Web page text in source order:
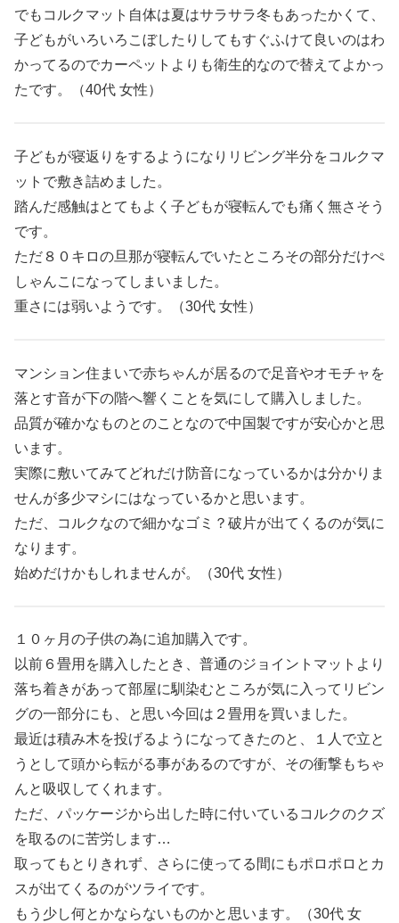
でもコルクマット自体は夏はサラサラ冬もあったかくて、
子どもがいろいろこぼしたりしてもすぐふけて良いのはわ
かってるのでカーペットよりも衛生的なので替えてよかっ
たです。（40代 女性）
子どもが寝返りをするようになりリビング半分をコルクマ
ットで敷き詰めました。
踏んだ感触はとてもよく子どもが寝転んでも痛く無さそう
です。
ただ８０キロの旦那が寝転んでいたところその部分だけぺ
しゃんこになってしまいました。
重さには弱いようです。（30代 女性）
マンション住まいで赤ちゃんが居るので足音やオモチャを
落とす音が下の階へ響くことを気にして購入しました。
品質が確かなものとのことなので中国製ですが安心かと思
います。
実際に敷いてみてどれだけ防音になっているかは分かりま
せんが多少マシにはなっているかと思います。
ただ、コルクなので細かなゴミ？破片が出てくるのが気に
なります。
始めだけかもしれませんが。（30代 女性）
１０ヶ月の子供の為に追加購入です。
以前６畳用を購入したとき、普通のジョイントマットより
落ち着きがあって部屋に馴染むところが気に入ってリビン
グの一部分にも、と思い今回は２畳用を買いました。
最近は積み木を投げるようになってきたのと、１人で立と
うとして頭から転がる事があるのですが、その衝撃もちゃ
んと吸収してくれます。
ただ、パッケージから出した時に付いているコルクのクズ
を取るのに苦労します…
取ってもとりきれず、さらに使ってる間にもポロポロとカ
スが出てくるのがツライです。
もう少し何とかならないものかと思います。（30代 女